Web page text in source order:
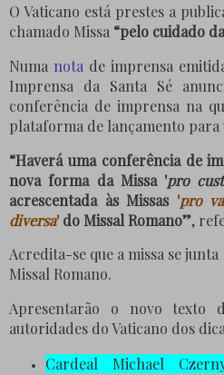
O Vaticano está prestes a
chamado Missa “pelo cuidado
Numa nota de imprensa
Imprensa da Santa Sé
conferência de imprensa na
plataforma de lançamento para
“Haverá uma conferência de
nova forma da Missa 'pro
acrescentada às Missas 'pro
diversa'do Missal Romano”,
Acredita-se que a missa se
Missal Romano.
Apresentarão o novo texto
autoridades do Vaticano dos
Cardeal Michael